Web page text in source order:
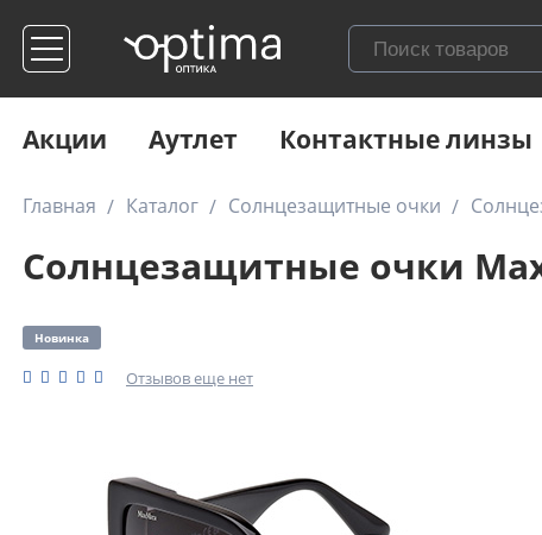
Акции Аутлет Контактные линзы
Главная Каталог Солнцезащитные очки
Солнцезащитные очки
Новинка
Отзывов еще нет